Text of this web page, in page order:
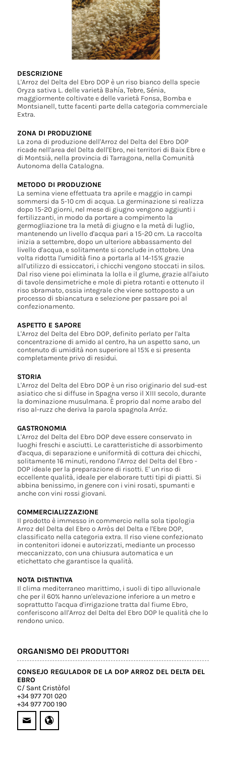
DESCRIZIONE
L'Arroz del Delta del Ebro DOP è un riso bianco della specie
Oryza sativa L. delle varietà Bahía, Tebre, Sénia,
maggiormente coltivate e delle varietà Fonsa, Bomba e
Montsianell, tutte facenti parte della categoria commerciale
Extra.
ZONA DI PRODUZIONE
La zona di produzione dell'Arroz del Delta del Ebro DOP
ricade nell'area del Delta dell'Ebro, nei territori di Baix Ebre e
di Montsià, nella provincia di Tarragona, nella Comunità
Autonoma della Catalogna.
METODO DI PRODUZIONE
La semina viene effettuata tra aprile e maggio in campi
sommersi da 5-10 cm di acqua. La germinazione si realizza
dopo 15-20 giorni, nel mese di giugno vengono aggiunti i
fertilizzanti, in modo da portare a compimento la
germogliazione tra la metà di giugno e la metà di luglio,
mantenendo un livello d'acqua pari a 15-20 cm. La raccolta
inizia a settembre, dopo un ulteriore abbassamento del
livello d'acqua, e solitamente si conclude in ottobre. Una
volta ridotta l'umidità fino a portarla al 14-15% grazie
all'utilizzo di essiccatori, i chicchi vengono stoccati in silos.
Dal riso viene poi eliminata la lolla e il glume, grazie all'aiuto
di tavole densimetriche e mole di pietra rotanti e ottenuto il
riso sbramato, ossia integrale che viene sottoposto a un
processo di sbiancatura e selezione per passare poi al
confezionamento.
ASPETTO E SAPORE
L'Arroz del Delta del Ebro DOP, definito perlato per l'alta
concentrazione di amido al centro, ha un aspetto sano, un
contenuto di umidità non superiore al 15% e si presenta
completamente privo di residui.
STORIA
L'Arroz del Delta del Ebro DOP è un riso originario del sud-est
asiatico che si diffuse in Spagna verso il XIII secolo, durante
la dominazione musulmana. È proprio dal nome arabo del
riso al-ruzz che deriva la parola spagnola Arróz.
GASTRONOMIA
L'Arroz del Delta del Ebro DOP deve essere conservato in
luoghi freschi e asciutti. Le caratteristiche di assorbimento
d'acqua, di separazione e uniformità di cottura dei chicchi,
solitamente 16 minuti, rendono l'Arroz del Delta del Ebro -
DOP ideale per la preparazione di risotti. E' un riso di
eccellente qualità, ideale per elaborare tutti tipi di piatti. Si
abbina benissimo, in genere con i vini rosati, spumanti e
anche con vini rossi giovani.
COMMERCIALIZZAZIONE
Il prodotto è immesso in commercio nella sola tipologia
Arroz del Delta del Ebro o Arròs del Delta e l'Ebre DOP,
classificato nella categoria extra. Il riso viene confezionato
in contenitori idonei e autorizzati, mediante un processo
meccanizzato, con una chiusura automatica e un
etichettato che garantisce la qualità.
NOTA DISTINTIVA
Il clima mediterraneo marittimo, i suoli di tipo alluvionale
che per il 60% hanno un'elevazione inferiore a un metro e
soprattutto l'acqua d'irrigazione tratta dal fiume Ebro,
conferiscono all'Arroz del Delta del Ebro DOP le qualità che lo
rendono unico.
ORGANISMO DEI PRODUTTORI
CONSEJO REGULADOR DE LA DOP ARROZ DEL DELTA DEL
EBRO
C/ Sant Cristòfol
+34 977 701 020
+34 977 700 190